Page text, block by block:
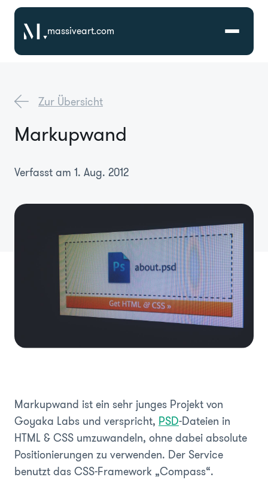
massiveart.com
Über Uns
Zur Übersicht
Markupwand
Verfasst am 1. Aug. 2012
Markupwand ist ein sehr junges Projekt von
Goyaka Labs und verspricht, PSD-Dateien in
HTML & CSS umzuwandeln, ohne dabei absolute
Positionierungen zu verwenden. Der Service
benutzt das CSS-Framework „Compass“.